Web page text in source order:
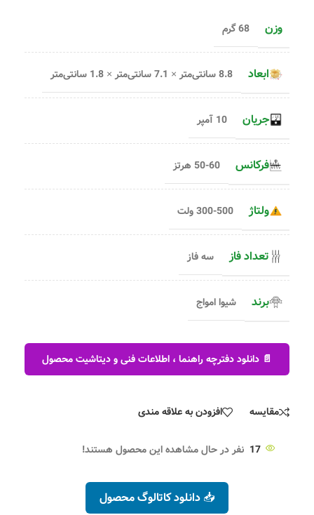
وزن 68 گرم
ابعاد 8.8 سانتی‌متر × 7.1 سانتی‌متر × 1.8 سانتی‌متر
جریان 10 آمپر
فرکانس 50-60 هرتز
ولتاژ 300-500 ولت
تعداد فاز سه فاز
برند شیوا امواج
📄 دانلود دفترچه راهنما ، اطلاعات فنی و دیتاشیت محصول
مقایسه افزودن به علاقه مندی
17 نفر در حال مشاهده این محصول هستند!
📥 دانلود کاتالوگ محصول